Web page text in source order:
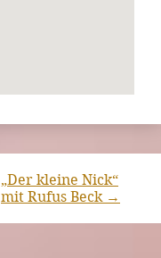
„Der kleine Nick“
mit Rufus Beck →